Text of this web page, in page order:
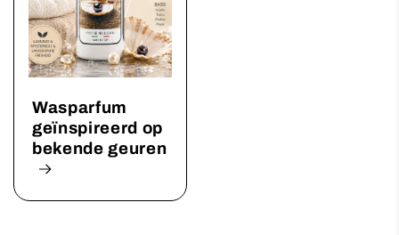
Wasparfum
geïnspireerd op
bekende geuren